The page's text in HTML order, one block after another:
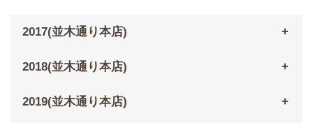
2017(並木通り本店)
2018(並木通り本店)
2019(並木通り本店)